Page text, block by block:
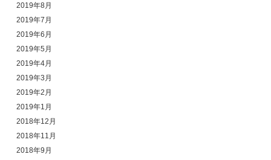
2019年8月
2019年7月
2019年6月
2019年5月
2019年4月
2019年3月
2019年2月
2019年1月
2018年12月
2018年11月
2018年9月